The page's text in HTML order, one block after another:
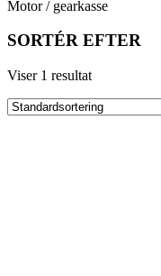
Motor / gearkasse
SORTÉR EFTER
Viser 1 resultat